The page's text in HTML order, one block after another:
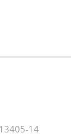
14